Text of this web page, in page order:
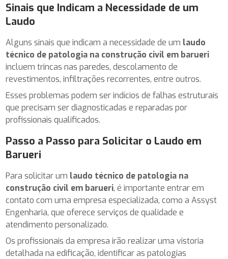
Sinais que Indicam a Necessidade de um
Laudo
Alguns sinais que indicam a necessidade de um laudo
técnico de patologia na construção civil em barueri
incluem trincas nas paredes, descolamento de
revestimentos, infiltrações recorrentes, entre outros.
Esses problemas podem ser indícios de falhas estruturais
que precisam ser diagnosticadas e reparadas por
profissionais qualificados.
Passo a Passo para Solicitar o Laudo em
Barueri
Para solicitar um laudo técnico de patologia na
construção civil em barueri, é importante entrar em
contato com uma empresa especializada, como a Assyst
Engenharia, que oferece serviços de qualidade e
atendimento personalizado.
Os profissionais da empresa irão realizar uma vistoria
detalhada na edificação, identificar as patologias